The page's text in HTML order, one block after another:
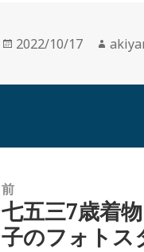
投
日:
2022/10/17
作
者
前
前
の
七五三7歳着
子のフォトス